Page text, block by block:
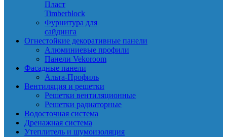
Пласт
Timberblock
Фурнитура для
сайдинга
Огнестойкие декоративные панели
Алюминиевые профили
Панели Vekoroom
Фасадные панели
Альта-Профиль
Вентиляция и решетки
Решетки вентиляционные
Решетки радиаторные
Водосточная система
Дренажная система
Утеплитель и шумоизоляция